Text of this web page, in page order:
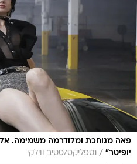
פאה מגוחכת ומלודרמה משמימה.
יופיטר" / נטפליקס/סטיב ווילקי